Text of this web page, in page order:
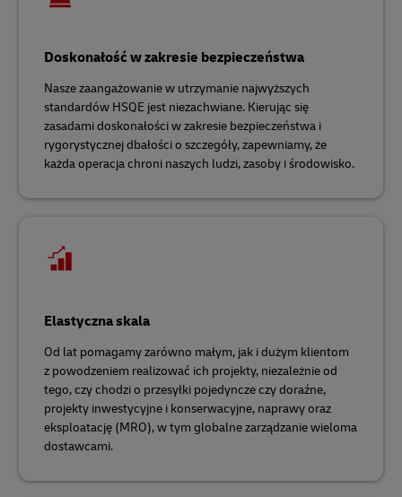
Doskonałość w zakresie bezpieczeństwa
Nasze zaangażowanie w utrzymanie najwyższych
standardów HSQE jest niezachwiane. Kierując się
zasadami doskonałości w zakresie bezpieczeństwa i
rygorystycznej dbałości o szczegóły, zapewniamy, że
każda operacja chroni naszych ludzi, zasoby i środowisko.
Elastyczna skala
Od lat pomagamy zarówno małym, jak i dużym klientom
z powodzeniem realizować ich projekty, niezależnie od
tego, czy chodzi o przesyłki pojedyncze czy doraźne,
projekty inwestycyjne i konserwacyjne, naprawy oraz
eksploatację (MRO), w tym globalne zarządzanie wieloma
dostawcami.